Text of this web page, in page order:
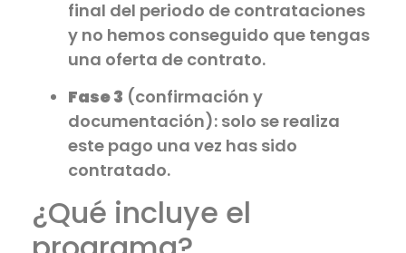
final del periodo de contrataciones
y no hemos conseguido que tengas
una oferta de contrato.
Fase 3 (confirmación y
documentación): solo se realiza
este pago una vez has sido
contratado.
¿Qué incluye el